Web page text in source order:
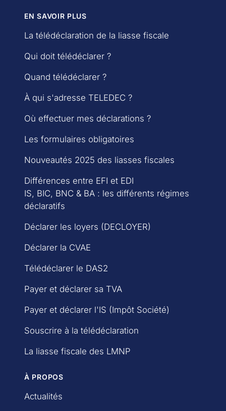
TVA), ainsi que la nature des prestations pour lesquelles
ces montants ont été payés. Il est crucial d'avoir une
données.
EN SAVOIR PLUS
La télédéclaration de la liasse fiscale
Qui doit télédéclarer ?
Quand télédéclarer ?
À qui s'adresse TELEDEC ?
Où effectuer mes déclarations ?
Les formulaires obligatoires
Nouveautés 2025 des liasses fiscales
Différences entre EFI et EDI
IS, BIC, BNC & BA : les différents régimes
déclaratifs
Déclarer les loyers (DECLOYER)
Déclarer la CVAE
Télédéclarer le DAS2
Payer et déclarer sa TVA
Payer et déclarer l'IS (Impôt Société)
Souscrire à la télédéclaration
La liasse fiscale des LMNP
À PROPOS
Actualités